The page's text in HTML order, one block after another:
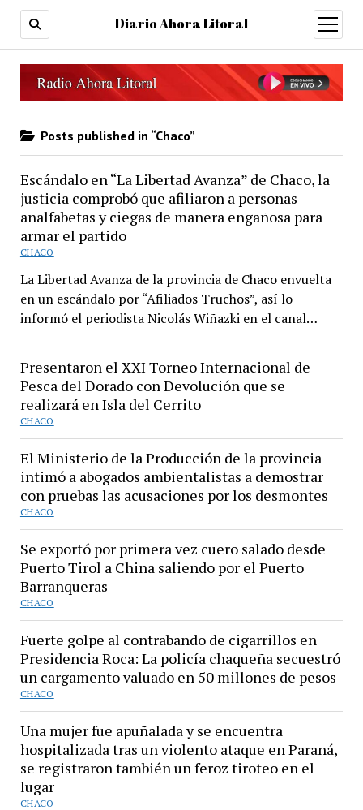
Diario Ahora Litoral
open
menu
Posts published in “Chaco”
Escándalo en “La Libertad Avanza” de Chaco, la
justicia comprobó que afiliaron a personas
analfabetas y ciegas de manera engañosa para
armar el partido
CHACO
La Libertad Avanza de la provincia de Chaco envuelta
en un escándalo por “Afiliados Truchos”, así lo
informó el periodista Nicolás Wiñazki en el canal…
Presentaron el XXI Torneo Internacional de
Pesca del Dorado con Devolución que se
realizará en Isla del Cerrito
CHACO
El Ministerio de la Producción de la provincia
intimó a abogados ambientalistas a demostrar
con pruebas las acusaciones por los desmontes
CHACO
Se exportó por primera vez cuero salado desde
Puerto Tirol a China saliendo por el Puerto
Barranqueras
CHACO
Fuerte golpe al contrabando de cigarrillos en
Presidencia Roca: La policía chaqueña secuestró
un cargamento valuado en 50 millones de pesos
CHACO
Una mujer fue apuñalada y se encuentra
hospitalizada tras un violento ataque en Paraná,
se registraron también un feroz tiroteo en el
lugar
CHACO